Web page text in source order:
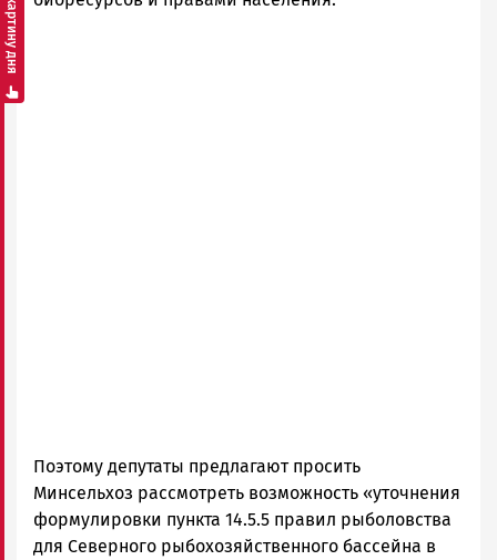
Поэтому депутаты предлагают просить
Минсельхоз рассмотреть возможность «уточнения
формулировки пункта 14.5.5 правил рыболовства
для Северного рыбохозяйственного бассейна в